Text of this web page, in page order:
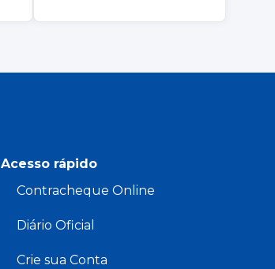
Acesso rápido
Contracheque Online
Diário Oficial
Crie sua Conta